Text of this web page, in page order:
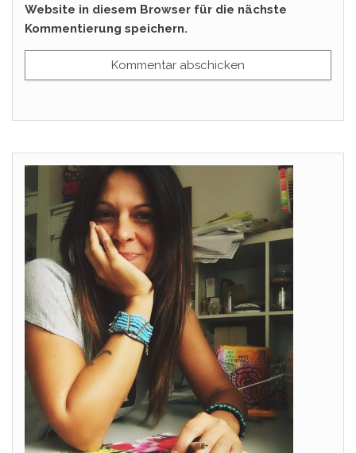
Website in diesem Browser für die nächste
Kommentierung speichern.